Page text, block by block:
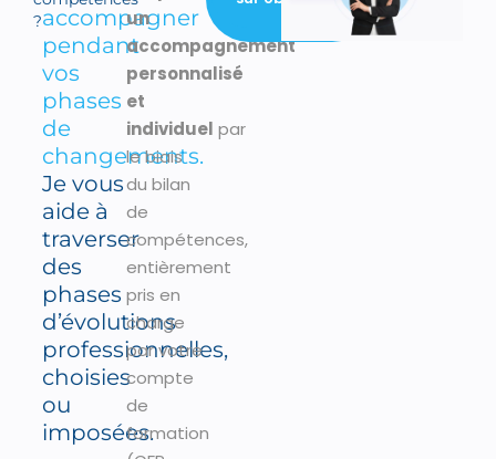
?accompagner
pendant
vos
phases
de
changements.
Je vous
aide à
traverser
des
phases
d’évolutions
professionnelles,
choisies
ou
imposées.
un
accompagnement
personnalisé
et
individuel par
le biais
du bilan
de
compétences,
entièrement
pris en
charge
par votre
compte
de
formation